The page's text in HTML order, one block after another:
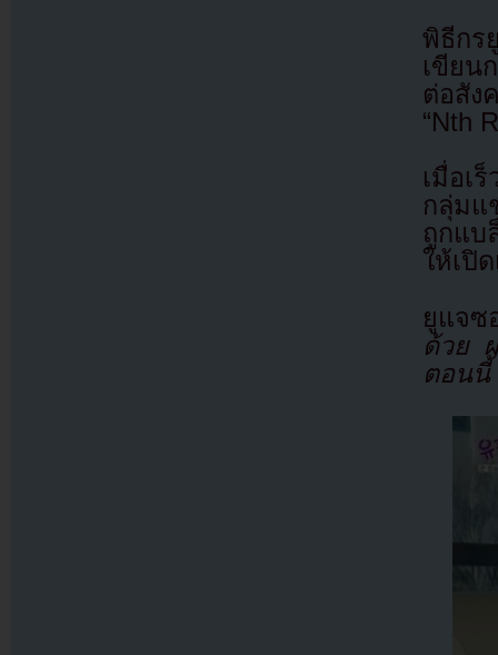
พิธีกร
เขียน
ต่อสัง
“Nth
เมื่อเ
กลุ่มแ
ถูกแบ
ให้เปิ
ยูแจซ
ด้วย
ตอนนี้